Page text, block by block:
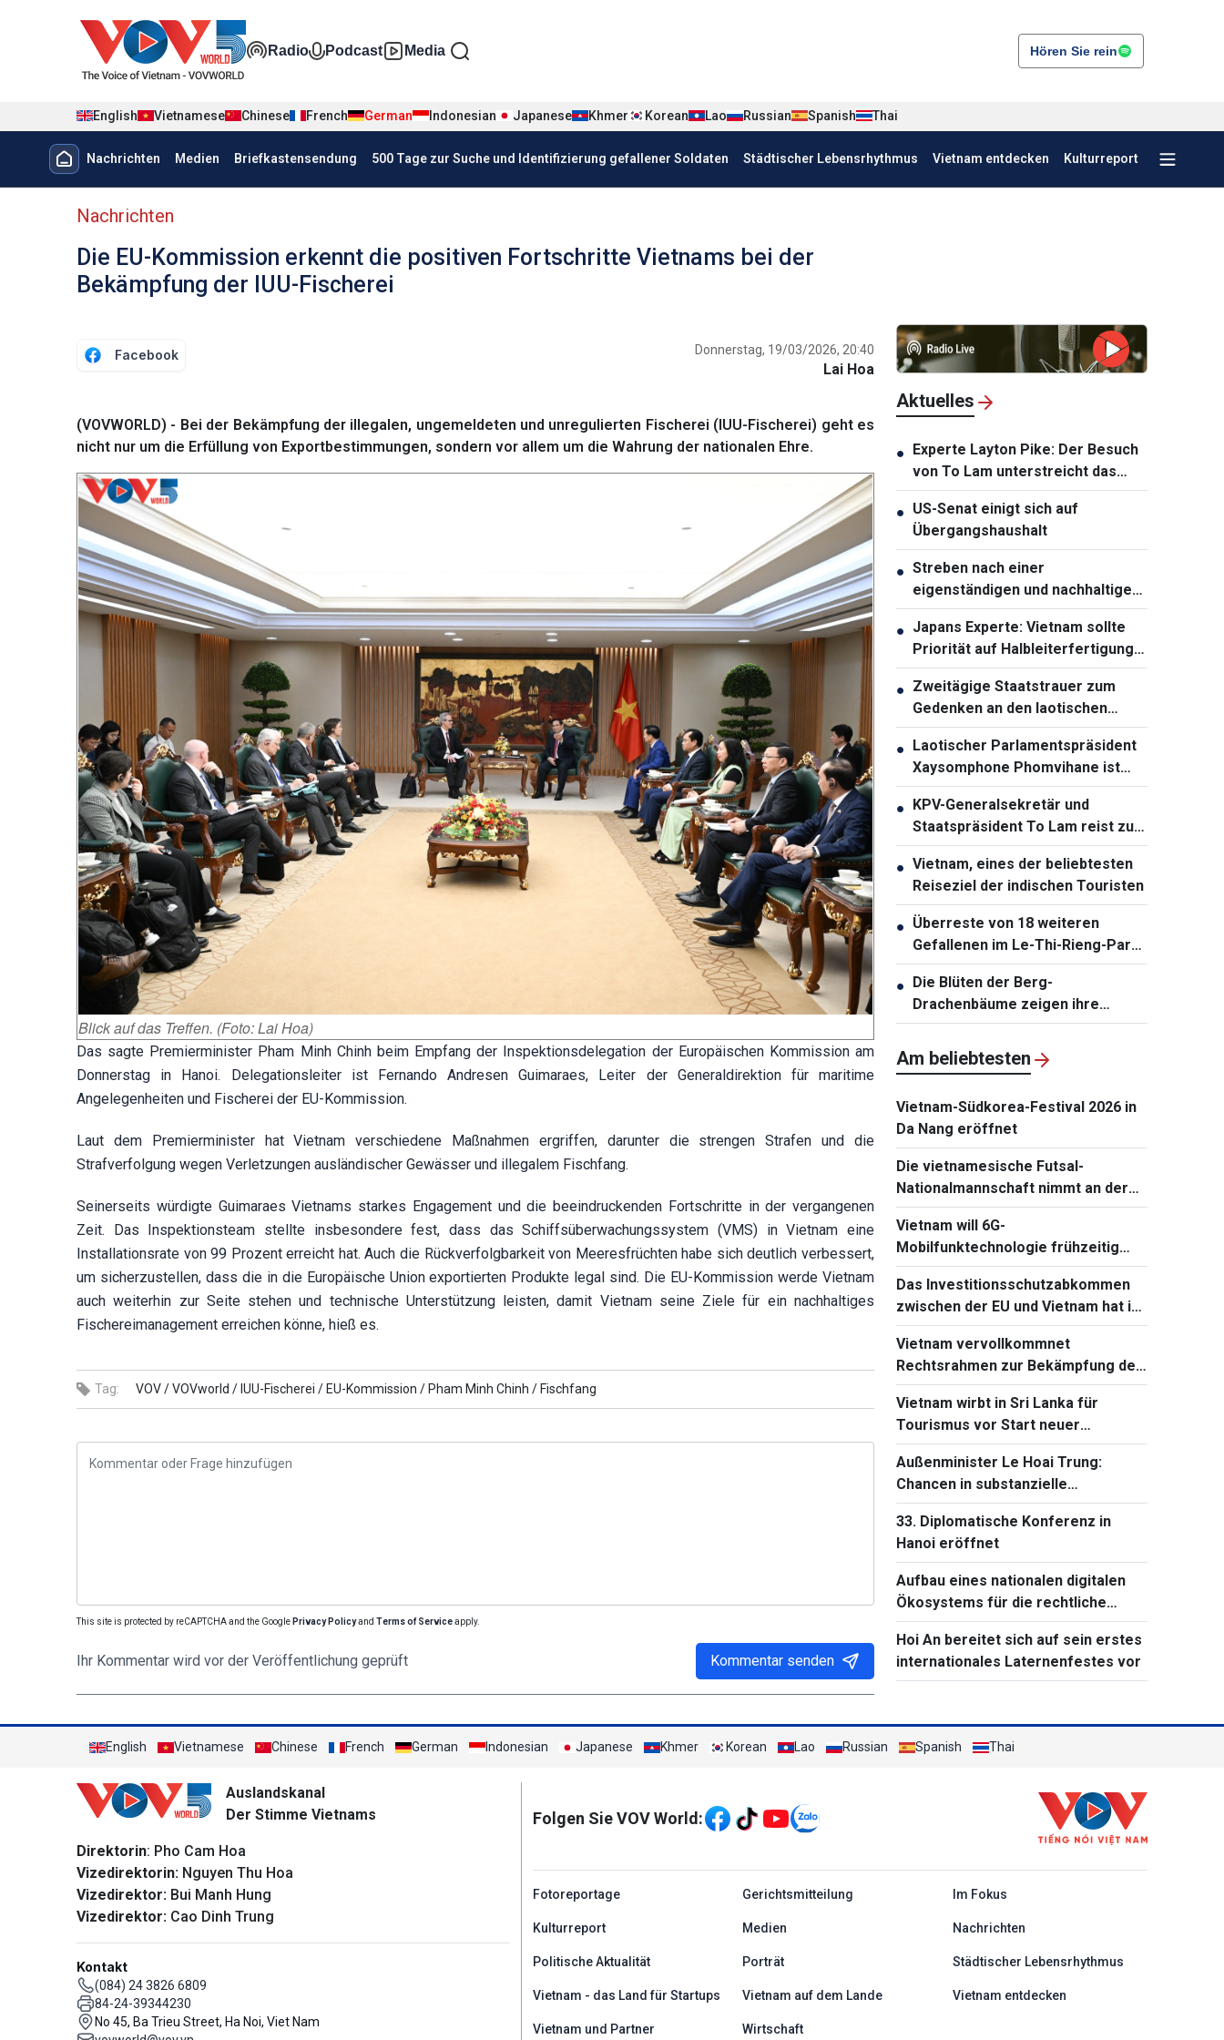
Đa phương tiện tiếng Đức
Radio Podcast Media Hören Sie rein
English Vietnamese Chinese French German Indonesian Japanese Khmer Korean Lao Russian Spanish Thai
Menu trang chủ tiếng Đức
Nachrichten Medien Briefkastensendung 500 Tage zur Suche und Identifizierung gefallener Soldaten Städtischer Lebensrhythmus Vietnam entdecken Kulturreport
menu phụ tiếng Đức
Nachrichten
Die EU-Kommission erkennt die positiven Fortschritte Vietnams bei der
Bekämpfung der IUU-Fischerei
Facebook Donnerstag, 19/03/2026, 20:40
Lai Hoa
(VOVWORLD) - Bei der Bekämpfung der illegalen, ungemeldeten und unregulierten Fischerei (IUU-Fischerei) geht es
nicht nur um die Erfüllung von Exportbestimmungen, sondern vor allem um die Wahrung der nationalen Ehre.
Blick auf das Treffen. (Foto: Lai Hoa)
Das sagte Premierminister Pham Minh Chinh beim Empfang der Inspektionsdelegation der Europäischen Kommission am
Donnerstag in Hanoi. Delegationsleiter ist Fernando Andresen Guimaraes, Leiter der Generaldirektion für maritime
Angelegenheiten und Fischerei der EU-Kommission.
Laut dem Premierminister hat Vietnam verschiedene Maßnahmen ergriffen, darunter die strengen Strafen und die
Strafverfolgung wegen Verletzungen ausländischer Gewässer und illegalem Fischfang.
Seinerseits würdigte Guimaraes Vietnams starkes Engagement und die beeindruckenden Fortschritte in der vergangenen
Zeit. Das Inspektionsteam stellte insbesondere fest, dass das Schiffsüberwachungssystem (VMS) in Vietnam eine
Installationsrate von 99 Prozent erreicht hat. Auch die Rückverfolgbarkeit von Meeresfrüchten habe sich deutlich verbessert,
um sicherzustellen, dass die in die Europäische Union exportierten Produkte legal sind. Die EU-Kommission werde Vietnam
auch weiterhin zur Seite stehen und technische Unterstützung leisten, damit Vietnam seine Ziele für ein nachhaltiges
Fischereimanagement erreichen könne, hieß es.
Tag: VOV /VOVworld / IUU-Fischerei / EU-Kommission / Pham Minh Chinh / Fischfang
This site is protected by reCAPTCHA and the Google Privacy Policyand Terms of Serviceapply.
Ihr Kommentar wird vor der Veröffentlichung geprüft Kommentar senden
Aktuelles
● Experte Layton Pike: Der Besuch
von To Lam unterstreicht das
wachsende Vertrauen zwischen
Vietnam und Australien
● US-Senat einigt sich auf
Übergangshaushalt
● Streben nach einer
eigenständigen und nachhaltigen
ASEAN-Gemeinschaft
● Japans Experte: Vietnam sollte
Priorität auf Halbleiterfertigung
und -verpackung legen
● Zweitägige Staatstrauer zum
Gedenken an den laotischen
Parlamentspräsidenten
Saysomphone Phomvihane
● Laotischer Parlamentspräsident
Xaysomphone Phomvihane ist
gestorben
● KPV-Generalsekretär und
Staatspräsident To Lam reist zu
Staatsbesuchen nach Australien
und Neuseeland
● Vietnam, eines der beliebtesten
Reiseziel der indischen Touristen
● Überreste von 18 weiteren
Gefallenen im Le-Thi-Rieng-Park
in Ho-Chi-Minh-Stadt geborgen
● Die Blüten der Berg-
Drachenbäume zeigen ihre
leuchtenden Farben über der Ha-
Long-Bucht
Am beliebtesten
Vietnam-Südkorea-Festival 2026 in
Da Nang eröffnet
Die vietnamesische Futsal-
Nationalmannschaft nimmt an der
Continental Futsal Championship
2026 teil
Vietnam will 6G-
Mobilfunktechnologie frühzeitig
beherrschen und einführen
Das Investitionsschutzabkommen
zwischen der EU und Vietnam hat in
Frankreich einen neuen Fortschritt
Vietnam vervollkommnet
Rechtsrahmen zur Bekämpfung der
Verbreitung von
Massenvernichtungswaffen
Vietnam wirbt in Sri Lanka für
Tourismus vor Start neuer
Direktflüge
Außenminister Le Hoai Trung:
Chancen in substanzielle
Entwicklungsergebnisse
verwandeln
33. Diplomatische Konferenz in
Hanoi eröffnet
Aufbau eines nationalen digitalen
Ökosystems für die rechtliche
Aufklärung
Hoi An bereitet sich auf sein erstes
internationales Laternenfestes vor
English Vietnamese Chinese French German Indonesian Japanese Khmer Korean Lao Russian Spanish Thai
Auslandskanal
Der Stimme Vietnams
Direktorin: Pho Cam Hoa
Vizedirektorin: Nguyen Thu Hoa
Vizedirektor: Bui Manh Hung
Vizedirektor: Cao Dinh Trung
Kontakt
(084) 24 3826 6809
84-24-39344230
No 45, Ba Trieu Street, Ha Noi, Viet Nam
Folgen Sie VOV World:
menu footer tiếng Đức
Fotoreportage Gerichtsmitteilung Im Fokus
Kulturreport Medien Nachrichten
Politische Aktualität Porträt Städtischer Lebensrhythmus
Vietnam - das Land für Startups Vietnam auf dem Lande Vietnam entdecken
Vietnam und Partner Wirtschaft